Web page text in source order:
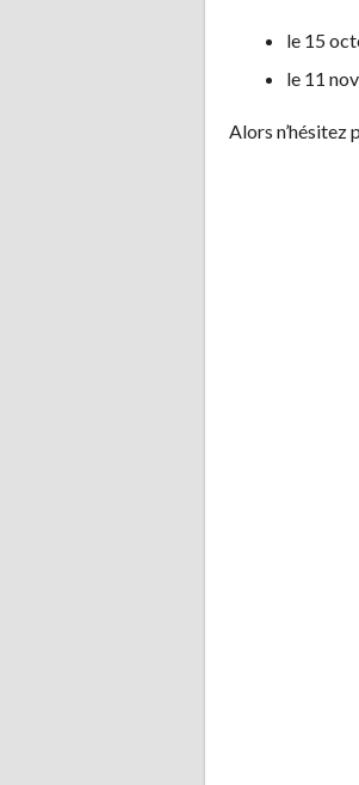
le 15
le 11
Alors n’hésitez